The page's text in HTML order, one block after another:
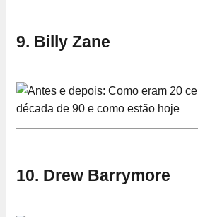
9. Billy Zane
10. Drew Barrymore